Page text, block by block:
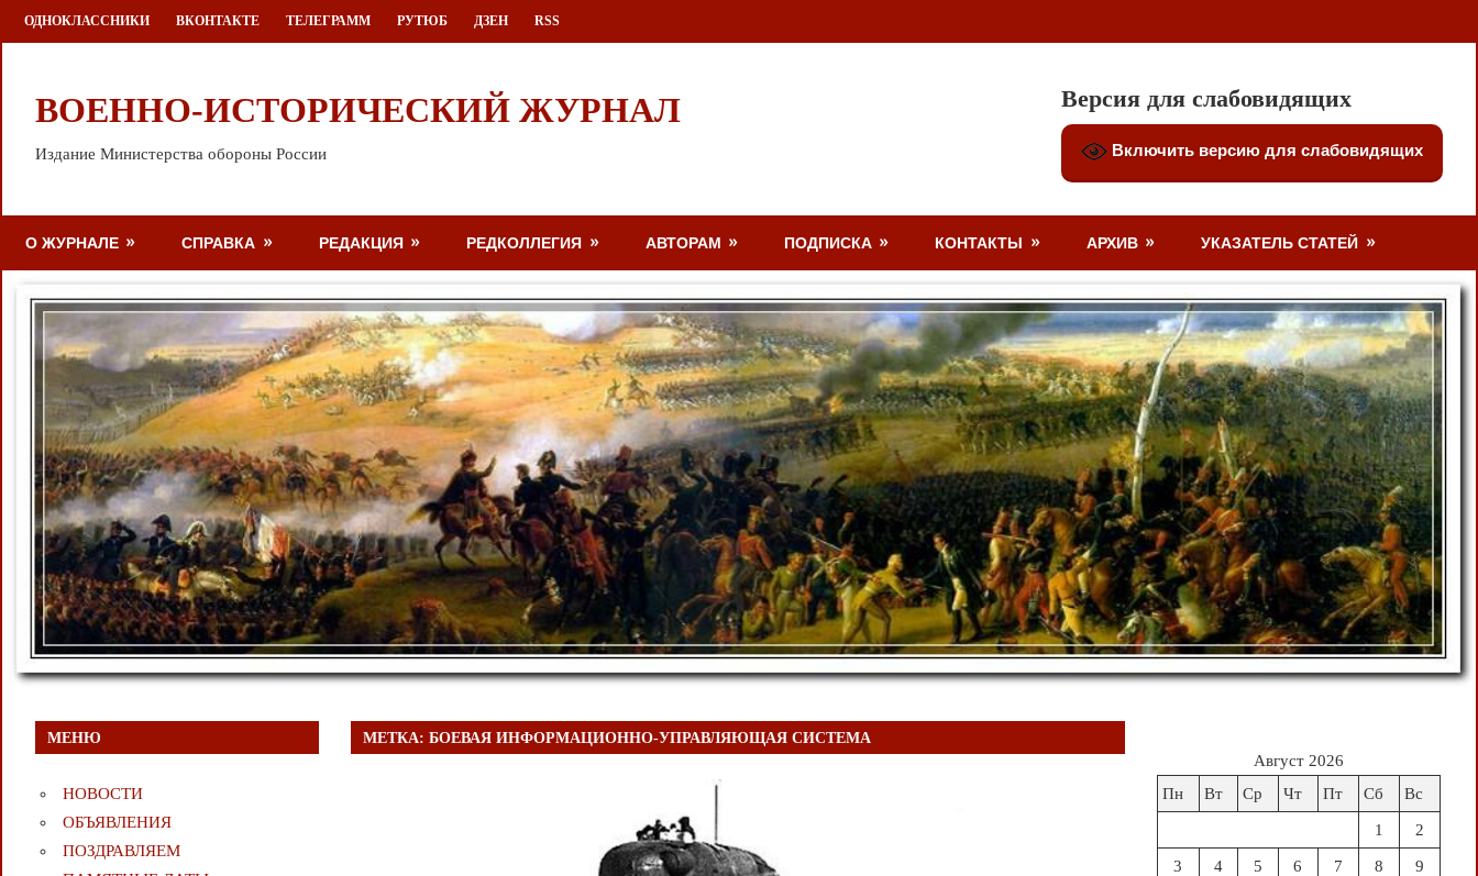
Перейти
к
ОДНОКЛАССНИКИ ВКОНТАКТЕ ТЕЛЕГРАММ РУТЮБ ДЗЕН RSS
ВОЕННО-ИСТОРИЧЕСКИЙ ЖУРНАЛ
Издание Министерства обороны России
Версия для слабовидящих
Включить версию для слабовидящих
О ЖУРНАЛЕ СПРАВКА РЕДАКЦИЯ РЕДКОЛЛЕГИЯ АВТОРАМ ПОДПИСКА КОНТАКТЫ АРХИВ УКАЗАТЕЛЬ СТАТЕЙ
МЕТКА:БОЕВАЯ ИНФОРМАЦИОННО-УПРАВЛЯЮЩАЯ СИСТЕМА
МЕНЮ
НОВОСТИ
ОБЪЯВЛЕНИЯ
ПОЗДРАВЛЯЕМ
Август 2026
Пн
Вт Ср Чт Пт Сб Вс
1 2
3 4 5 6 7 8 9